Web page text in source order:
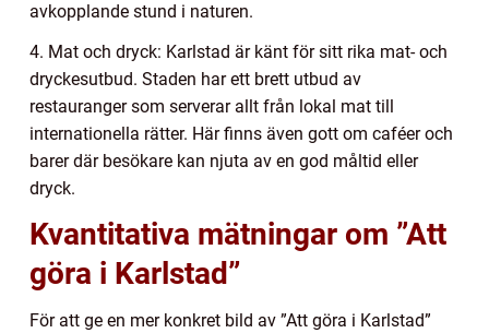
avkopplande stund i naturen.
4. Mat och dryck: Karlstad är känt för sitt rika mat- och
dryckesutbud. Staden har ett brett utbud av
restauranger som serverar allt från lokal mat till
internationella rätter. Här finns även gott om caféer och
barer där besökare kan njuta av en god måltid eller
dryck.
Kvantitativa mätningar om ”Att
göra i Karlstad”
För att ge en mer konkret bild av ”Att göra i Karlstad”